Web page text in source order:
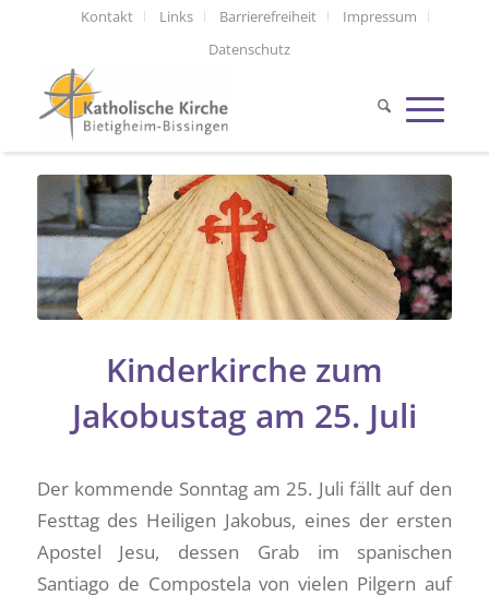
Kontakt Links Barrierefreiheit
Impressum
Datenschutz
Kinderkirche zum
Jakobustag am 25. Juli
Der kommende Sonntag am 25. Juli fällt auf den
Festtag des Heiligen Jakobus, eines der ersten
Apostel Jesu, dessen Grab im spanischen
Santiago de Compostela von vielen Pilgern auf